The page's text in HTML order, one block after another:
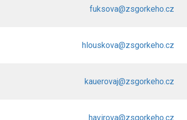
fuksova@zsgorkeho.cz
hlouskova@zsgorkeho.cz
kauerovaj@zsgorkeho.cz
havirova@zsgorkeho.cz